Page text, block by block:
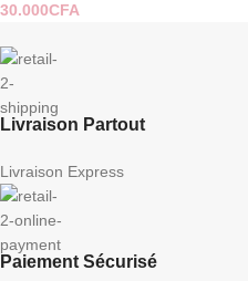
30.000CFA
Livraison Partout
Livraison Express
Paiement Sécurisé